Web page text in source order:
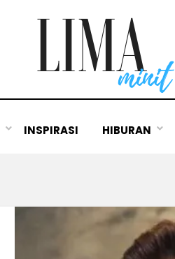
INSPIRASI HIBURAN